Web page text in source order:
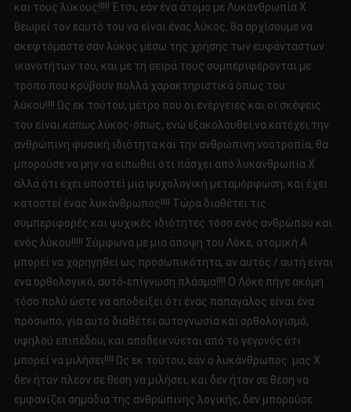
και τους λύκους!!!!! Έτσι, εάν ένα άτομο με Λυκανθρωπία Χ
θεωρεί τον εαυτό του να είναι ένας λύκος, θα αρχίσουμε να
σκεφτόμαστε σαν λύκος μέσω της χρήσης των ευφάνταστων
ικανοτήτων του, και με τη σειρά τους συμπεριφέρονται με
τρόπο που κρύβουν πολλά χαρακτηριστικά όπως του
λύκου!!!! Ως εκ τούτου, μέτρο που οι ενέργειες και οι σκέψεις
του είναι κάπωςλύκος-όπως, ενώ εξακολουθεί να κατέχει την
ανθρώπινη φυσική ιδιότητα και την ανθρώπινη νοοτροπία, θα
μπορούσε να μην να ειπωθεί ότι πάσχει από λυκανθρωπία Χ
αλλά ότι έχει υποστεί μια ψυχολογική μεταμόρφωση, και έχει
καταστεί ένας λυκάνθρωπος!!!! Τώρα διαθέτει τις
συμπεριφορές και ψυχικές ιδιότητες τόσο ενός ανθρώπου και
ενός λύκου!!!!! Σύμφωνα με μια άποψη του Λόκε, ατομική Α
μπορεί να χορηγηθεί ως προσωπικότητα, αν αυτός / αυτή είναι
ενα ορθολογικό, αυτό-επίγνωση πλάσμα!!!! Ο Λόκε πήγε ακόμη
τόσο πολύ ώστε να αποδείξει ότι ένας παπαγάλος είναι ένα
πρόσωπο, για αυτό διαθέτει αυτογνωσία και ορθολογισμό,
υψηλού επιπέδου, και αποδεικνύεται από το γεγονός ότι
μπορεί να μιλήσει!!!! Ως εκ τούτου, εάν ο λυκάνθρωπος μας Χ
δεν ήταν πλέον σε θέση να μιλήσει, και δεν ήταν σε θέση να
εμφανίζει σημάδια της ανθρώπινης λογικής, δεν μπορούσε